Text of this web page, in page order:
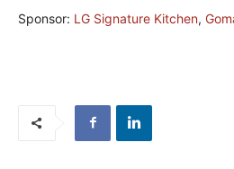
Sponsor: LG Signature Kitchen,